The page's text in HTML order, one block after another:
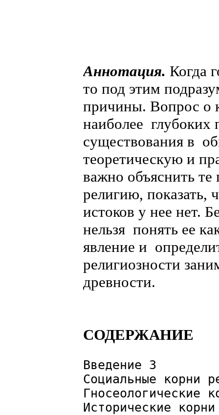
Аннотация. Когда
то под этим
причины. Вопрос о
наиболее глубоких
существования в
теоретическую и
важно объяснить
религию, показать,
истоков у нее нет.
нельзя понять ее
явление и
религиозности
древности.
СОДЕРЖАНИЕ
Введение 3
Социальные корни
Гносеологические
Исторические